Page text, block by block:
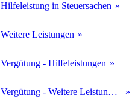
Hilfeleistung in Steuersachen
Beratung und Vertretung
Rechnungswesen
Personalwesen
Weitere Leistungen
Unternehmensberatung
Unternehmensnachfolge
Vergütung - Hilfeleistungen
Gebührenübersicht
Vergütung - Weitere Leistungen